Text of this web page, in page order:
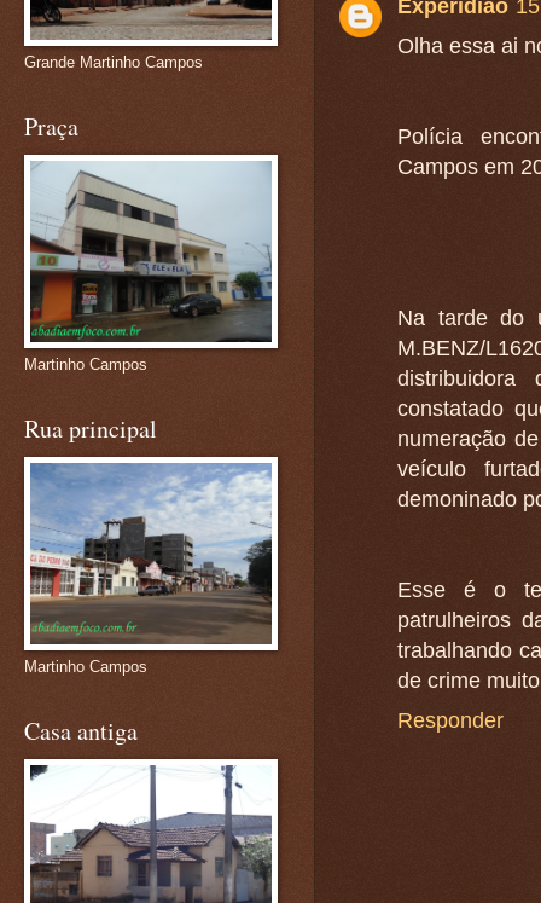
Experidiao
Olha essa ai
Polícia
Campos em
Na tarde do
M.BENZ/
constatado
numeração
veículo
demoninado
Esse é o
patrulheiros
trabalhando
de crime
Responder
Grande Martinho Campos
Praça
Martinho Campos
Rua principal
Martinho Campos
Casa antiga